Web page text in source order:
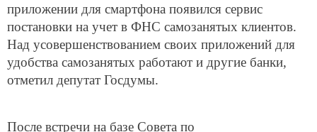
приложении для смартфона появился сервис
постановки на учет в ФНС самозанятых клиентов.
Над усовершенствованием своих приложений для
удобства самозанятых работают и другие банки,
отметил депутат Госдумы.
После встречи на базе Совета по